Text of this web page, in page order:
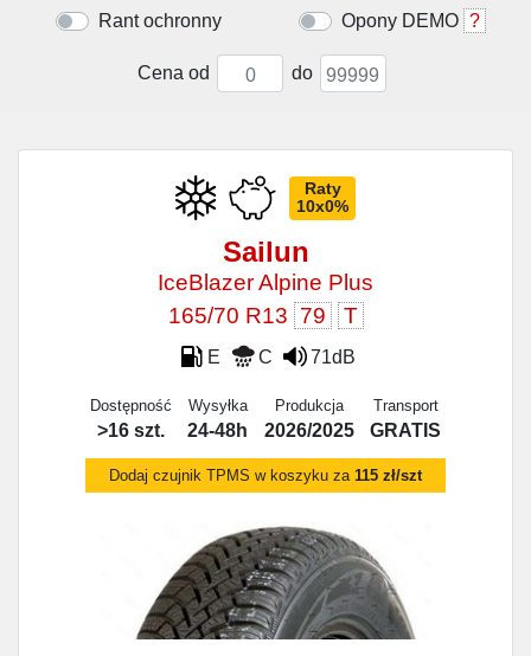
Rant ochronny Opony DEMO ?
Cena od do
Raty
10x0%
Sailun
IceBlazer Alpine Plus
165/70 R13 79 T
E C 71dB
Dostępność
>16 szt.
Wysyłka
24-48h
Produkcja
2026/2025
Transport
GRATIS
Dodaj czujnik TPMS w koszyku za 115 zł/szt